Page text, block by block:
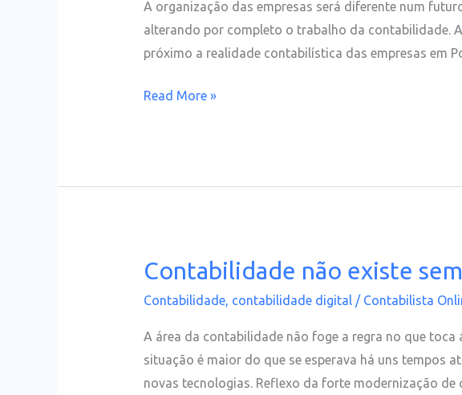
A organização das empresas será diferente num
alterando por completo o trabalho da contabilidade.
próximo a realidade contabilística das empresas em
para
o
fim
papel
Read More »
Contabilidade não existe
Contabilidade, contabilidade digital/ Contabilista
A área da contabilidade não foge a regra no que
situação é maior do que se esperava há uns tempos
novas tecnologias. Reflexo da forte modernização de
Contabilidade
sem
novas
tecnologias